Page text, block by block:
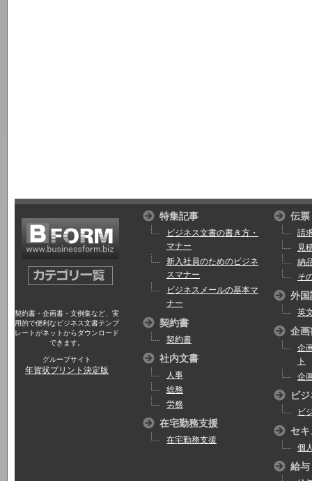
契約書・企画書・文例集など、実
用的で便利なビジネス文書テンプ
レートがネットからダウンロード
できます。
グループサイト
年賀状プリント決定版
特集記事
ビジネス文書の書き方・
マナー
新入社員のためのビジネ
スマナー
ビジネスメールの基本マ
ナー
契約書
契約書
社内文書
人事
総務
労務
在宅勤務支援
在宅勤務支援
伝票
請
見
納
そ
外国
英
企画
企
ト
企
ビ
ビ
セ
個
給与